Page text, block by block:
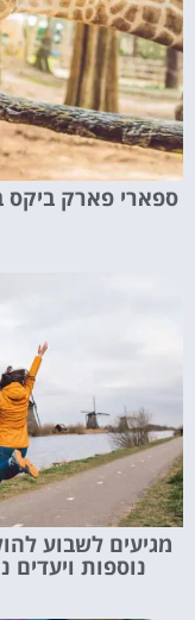
מגיעים לשבוע
נוספות